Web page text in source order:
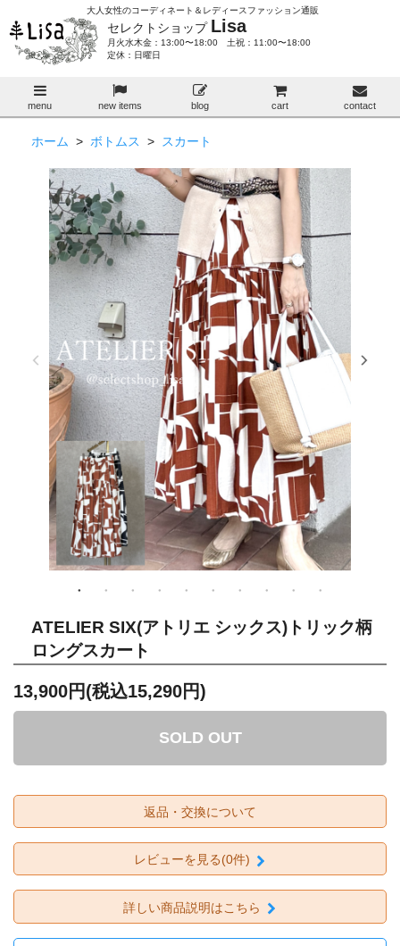
大人女性のコーディネート＆レディースファッション通販
セレクトショップ Lisa
月火水木金：13:00〜18:00 土祝：11:00〜18:00
定休：日曜日
menu new items blog cart contact
ホーム > ボトムス > スカート
ATELIER SIX(アトリエ シックス)トリック柄
ロングスカート
13,900円(税込15,290円)
SOLD OUT
返品・交換について
レビューを見る(0件)
詳しい商品説明はこちら